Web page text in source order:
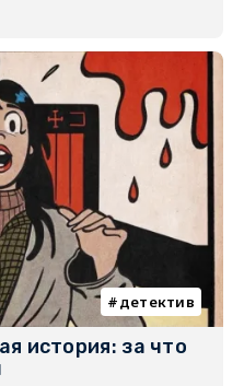
детектив
история: за что